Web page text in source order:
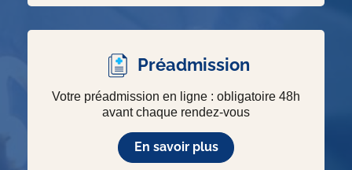
Préadmission
Votre préadmission en ligne : obligatoire 48h
avant chaque rendez-vous
En savoir plus